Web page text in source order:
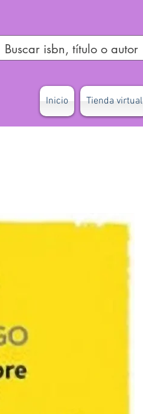
Inicio Tienda virtual